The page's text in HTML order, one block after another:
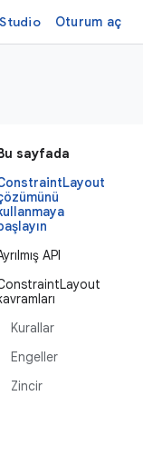
Oturum aç
sayfada
API
Kurallar
Engeller
Zincir